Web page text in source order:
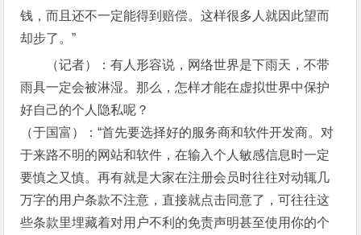
钱，而且还不一定能得到赔偿。这样很多人就因此望而
却步了。”
（记者）：有人形容说，网络世界是下雨天，不带
雨具一定会被淋湿。那么，怎样才能在虚拟世界中保护
好自己的个人隐私呢？
（于国富）：“首先要选择好的服务商和软件开发商。对
于来路不明的网站和软件，在输入个人敏感信息时一定
要慎之又慎。再有就是大家在注册会员时往往对动辄几
万字的用户条款不注意，直接就点击同意了，可往往这
些条款里埋藏着对用户不利的免责声明甚至使用你的个